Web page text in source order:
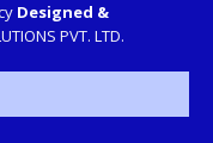
Designed &
PVT. LTD.